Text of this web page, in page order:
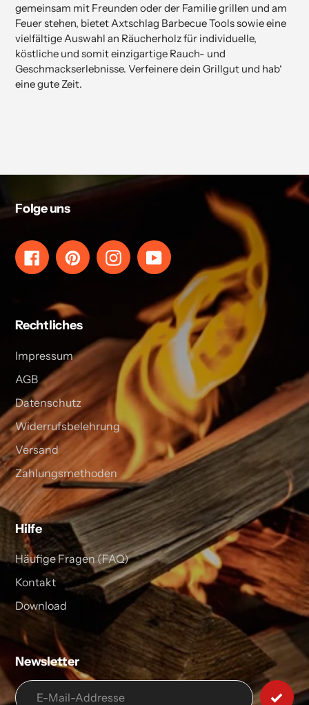
gemeinsam mit Freunden oder der Familie grillen und am
Feuer stehen, bietet Axtschlag Barbecue Tools sowie eine
vielfältige Auswahl an Räucherholz für individuelle,
köstliche und somit einzigartige Rauch- und
Geschmackserlebnisse. Verfeinere dein Grillgut und hab‘
eine gute Zeit.
Folge uns
FacebookPinterestInstagramYouTube
Rechtliches
Impressum
AGB
Datenschutz
Widerrufsbelehrung
Versand
Zahlungsmethoden
Hilfe
Häufige Fragen (FAQ)
Kontakt
Download
Newsletter